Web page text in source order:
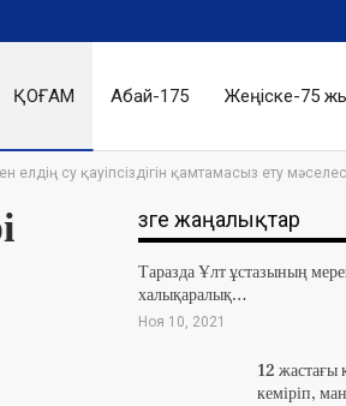
ҚОҒАМ Абай-175 Жеңіске-75
су қауіпсіздігін қамтамасыз ету
Өзге жаңалықтар
Таразда Ұлт ұстазының
халықаралық…
Ноя 10, 2021
12 жастағы
кеміріп,